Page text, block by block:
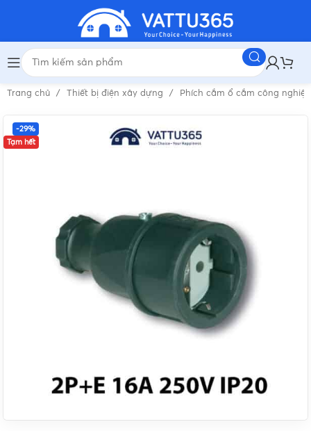
Trang chủ Thiết bị điện xây dựng Phích cắm ổ cắm công
-29%
Tạm hết